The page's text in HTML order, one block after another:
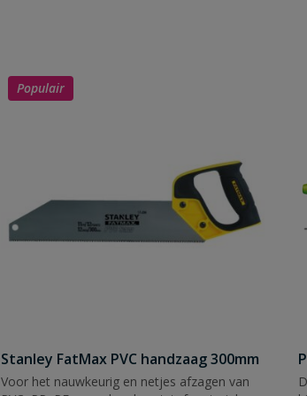
Populair
Stanley FatMax PVC handzaag 300mm
Voor het nauwkeurig en netjes afzagen van